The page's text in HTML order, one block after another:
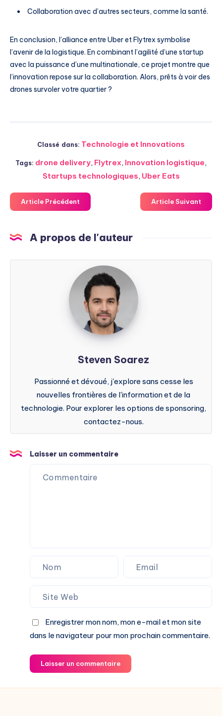
Collaboration avec d’autres secteurs, comme la santé.
En conclusion, l’alliance entre Uber et Flytrex symbolise
l’avenir de la logistique. En combinant l’agilité d’une startup
avec la puissance d’une multinationale, ce projet montre que
l’innovation repose sur la collaboration. Alors, prêts à voir des
drones survoler votre quartier ?
Classé dans: Technologie et Innovations
Tags: drone delivery, Flytrex, Innovation logistique,
Startups technologiques, Uber Eats
Article Précédent Article Suivant
A propos de l'auteur
Steven
Soarez
Steven Soarez
Passionné et dévoué, j'explore sans cesse les
nouvelles frontières de l'information et de la
technologie. Pour explorer les options de sponsoring,
contactez-nous.
Laisser un commentaire
Enregistrer mon nom, mon e-mail et mon site
dans le navigateur pour mon prochain commentaire.
Laisser un commentaire